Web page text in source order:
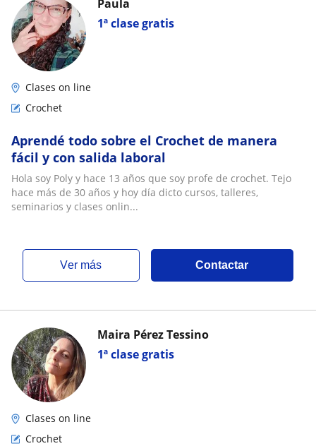
1ª clase gratis
Paula
Clases on line
Crochet
Aprendé todo sobre el Crochet de manera
fácil y con salida laboral
Hola soy Poly y hace 13 años que soy profe de crochet. Tejo
hace más de 30 años y hoy día dicto cursos, talleres,
seminarios y clases onlin...
ver más Contactar
1ª clase gratis
Maira Pérez Tessino
Clases on line
Crochet